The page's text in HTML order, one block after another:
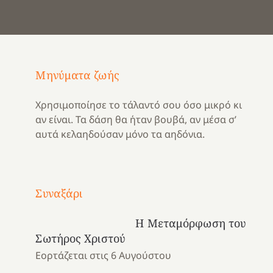
Μηνύματα ζωής
Χρησιμοποίησε το τάλαντό σου όσο μικρό κι
αν είναι. Τα δάση θα ήταν βουβά, αν μέσα σ’
αυτά κελαηδούσαν μόνο τα αηδόνια.
Συναξάρι
Η Μεταμόρφωση του
Σωτήρος Χριστού
Εορτάζεται στις 6 Αυγούστου
Μια
ένα
καλοκαίρι
και
Νοσοκομείο
“Ερυθρός
Κατασκηνωτικές
το
Ελληνικό